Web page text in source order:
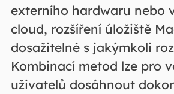
externího hardwaru nebo
cloud, rozšíření úložiště
dosažitelné s jakýmkoli
Kombinací metod lze pro
uživatelů dosáhnout